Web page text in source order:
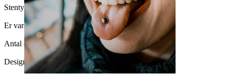
Stentype:Kubisk zirkonia
Er varen limet?:Ja
Antal enheder:
Design:Bær